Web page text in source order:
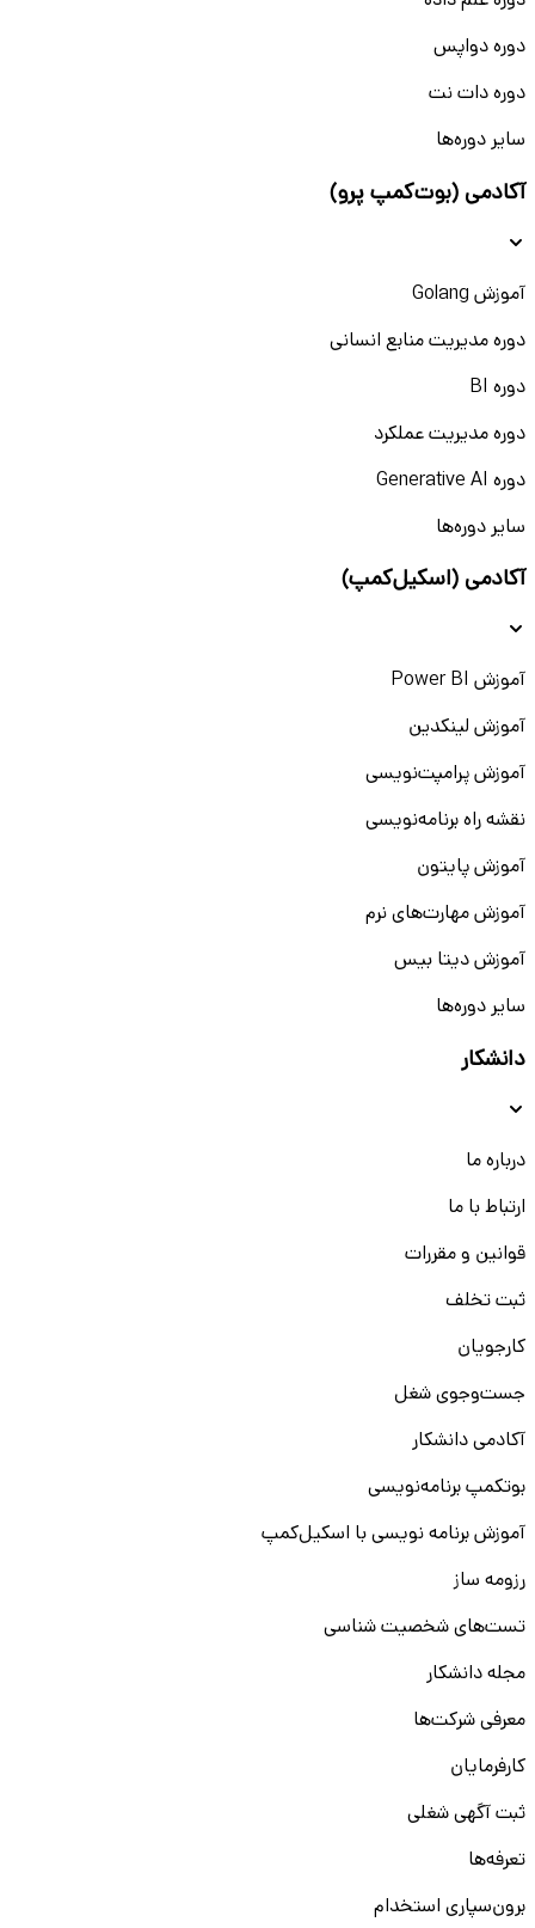
دوره دواپس
دوره دات نت
سایر دوره‌ها
آکادمی (بوت‌کمپ پرو)
آموزش Golang
دوره مدیریت منابع انسانی
دوره BI
دوره مدیریت عملکرد
دوره Generative AI
سایر دوره‌ها
آکادمی (اسکیل‌کمپ)
آموزش Power BI
آموزش لینکدین
آموزش پرامپت‌نویسی
نقشه راه برنامه‌نویسی
آموزش پایتون
آموزش مهارت‌های نرم
آموزش دیتا بیس
سایر دوره‌ها
دانشکار
درباره ما
ارتباط با ما
قوانین و مقررات
ثبت تخلف
کارجویان
جست‌و‌جوی شغل
آکادمی دانشکار
بوتکمپ برنامه‌نویسی
آموزش برنامه نویسی با اسکیل‌کمپ
رزومه ساز
تست‌های شخصیت شناسی
مجله دانشکار
معرفی شرکت‌ها
کارفرمایان
ثبت آگهی شغلی
تعرفه‌ها
برون‌سپاری استخدام